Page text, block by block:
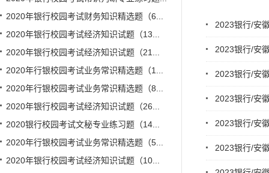
2020年银行校园考试财务知识精选题（6...
2020年银行校园考试经济知识试题（13...
2020年银行校园考试经济知识试题（21...
2020年行银校园考试业务常识精选题（1...
2020年行银校园考试业务常识精选题（8...
2020年银行校园考试经济知识试题（26...
2020银行校园考试文秘专业练习题（14...
2020年行银校园考试业务常识精选题（5...
2020年银行校园考试经济知识试题（10...
2023银行/安
2023银行/安
2023银行/安
2023银行/安
2023银行/安
2023银行/安